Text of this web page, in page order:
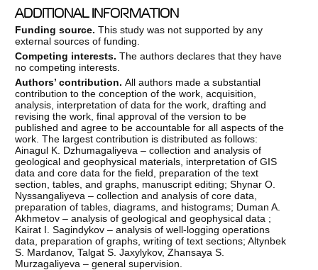
ADDITIONAL INFORMATION
Funding source. This study was not supported by any
external sources of funding.
Competing interests. The authors declares that they have
no competing interests.
Authors’ contribution.All authors made a substantial
contribution to the conception of the work, acquisition,
analysis, interpretation of data for the work, drafting and
revising the work, final approval of the version to be
published and agree to be accountable for all aspects of the
work. The largest contribution is distributed as follows:
Ainagul K. Dzhumagaliyeva – collection and analysis of
geological and geophysical materials, interpretation of GIS
data and core data for the field, preparation of the text
section, tables, and graphs, manuscript editing; Shynar O.
Nyssangaliyeva – collection and analysis of core data,
preparation of tables, diagrams, and histograms; Duman A.
Akhmetov – analysis of geological and geophysical data ;
Kairat I. Sagindykov – analysis of well-logging operations
data, preparation of graphs, writing of text sections; Altynbek
S. Mardanov, Talgat S. Jaxylykov, Zhansaya S.
Murzagaliyeva – general supervision.